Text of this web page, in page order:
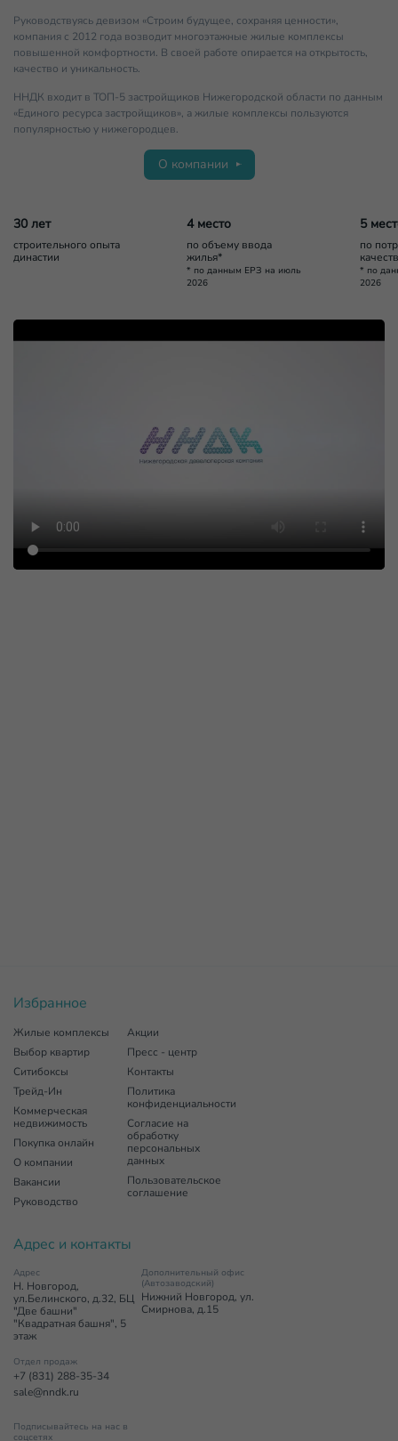
Руководствуясь девизом «Строим будущее, сохраняя ценности»,
компания с 2012 года возводит многоэтажные жилые комплексы
повышенной комфортности. В своей работе опирается на открытость,
качество и уникальность.
ННДК входит в ТОП-5 застройщиков Нижегородской области по данным
«Единого ресурса застройщиков», а жилые комплексы пользуются
популярностью у нижегородцев.
О компании
30 лет
строительного опыта
династии
4 место
по объему ввода
жилья*
* по данным ЕРЗ на июль
2026
5
по
* по
2026
Избранное
Жилые комплексы
Выбор квартир
Ситибоксы
Трейд-Ин
Коммерческая
недвижимость
Покупка онлайн
О компании
Вакансии
Руководство
Акции
Пресс - центр
Контакты
Политика
конфиденциальности
Согласие на
обработку
персональных
данных
Пользовательское
соглашение
Адрес и контакты
Адрес
Н. Новгород,
ул.Белинского, д.32, БЦ
"Две башни"
"Квадратная башня", 5
этаж
Дополнительный офис
(Автозаводский)
Нижний Новгород, ул.
Смирнова, д.15
Отдел продаж
+7 (831) 288-35-34
sale@nndk.ru
Подписывайтесь на нас в
соцсетях